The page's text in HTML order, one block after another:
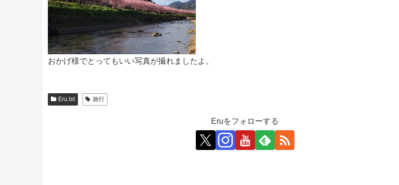
おかげ様でとってもいい写真が撮れましたよ。
Eru.txt 旅行
Eruをフォローする